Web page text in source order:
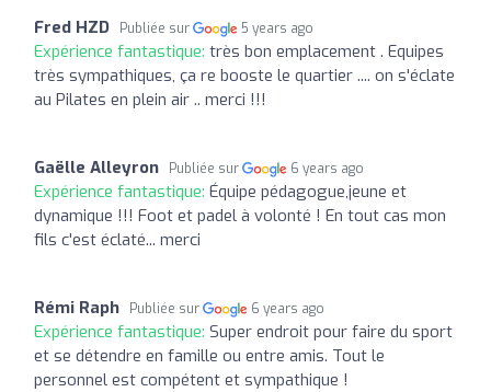
Fred HZD Publiée sur 5 years ago
Expérience fantastique: très bon emplacement . Equipes
très sympathiques, ça re booste le quartier .... on s'éclate
au Pilates en plein air .. merci !!!
Gaëlle Alleyron Publiée sur 6 years ago
Expérience fantastique: Équipe pédagogue,jeune et
dynamique !!! Foot et padel à volonté ! En tout cas mon
fils c'est éclaté... merci
Rémi Raph Publiée sur 6 years ago
Expérience fantastique: Super endroit pour faire du sport
et se détendre en famille ou entre amis. Tout le
personnel est compétent et sympathique !